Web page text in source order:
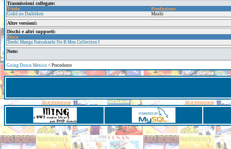
Trasmissioni collegate:
Titolo
Produzione
Gokū no Daibōken Mushi
Altre versioni:
Dischi e altri supporti:
Disco
Terebi Manga Natsukashi No B Men Collection I
Note:
Going Down Mexico < Precedente